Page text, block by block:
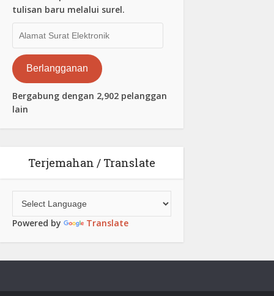
tulisan baru melalui surel.
Surat
Elektronik
Berlangganan
Bergabung dengan 2,902 pelanggan
lain
Terjemahan / Translate
Powered by Translate